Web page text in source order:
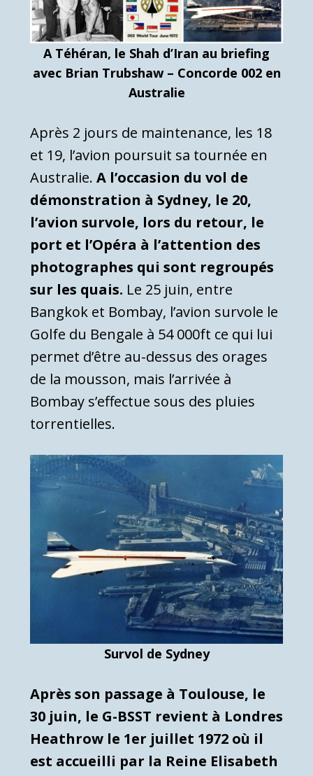
A Téhéran, le Shah d’Iran au briefing
avec Brian Trubshaw – Concorde 002 en
Australie
Après 2 jours de maintenance, les 18
et 19, l’avion poursuit sa tournée en
Australie. A l’occasion du vol de
démonstration à Sydney, le 20,
l’avion survole, lors du retour, le
port et l’Opéra à l’attention des
photographes qui sont regroupés
sur les quais. Le 25 juin, entre
Bangkok et Bombay, l’avion survole le
Golfe du Bengale à 54 000ft ce qui lui
permet d’être au-dessus des orages
de la mousson, mais l’arrivée à
Bombay s’effectue sous des pluies
torrentielles.
Survol de Sydney
Après son passage à Toulouse, le
30 juin, le G-BSST revient à Londres
Heathrow le 1er juillet 1972 où il
est accueilli par la Reine Elisabeth